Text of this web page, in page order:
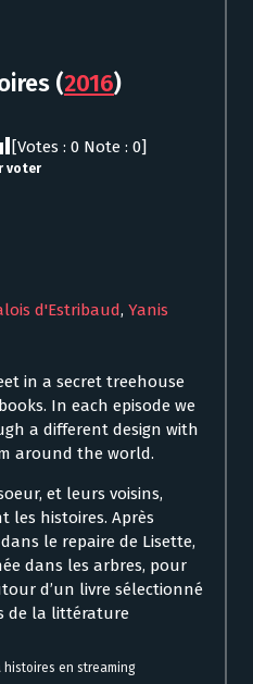
(2016)
[Votes : 0 Note : 0]
voter
d'Estribaud, Yanis
in a secret treehouse
In each episode we
a different design with
around the world.
et leurs voisins,
les histoires. Après
le repaire de Lisette,
dans les arbres, pour
d’un livre sélectionné
de la littérature
histoires en streaming